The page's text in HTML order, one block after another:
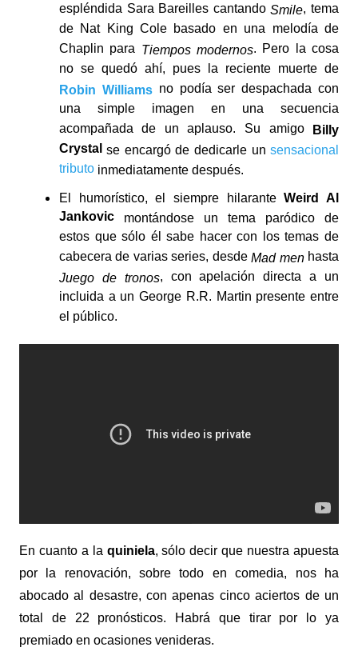
espléndida Sara Bareilles cantandoSmile, tema
de Nat King Cole basado en una melodía de
Chaplin para Tiempos modernos. Pero la cosa
no se quedó ahí, pues la reciente muerte de
Robin Williamsno podía ser despachada con
una simple imagen en una secuencia
acompañada de un aplauso. Su amigo
Billy
Crystalse encargó de dedicarle unsensacional
tributoinmediatamente después.
El humorístico, el siempre hilaranteWeird Al
Jankovicmontándose un tema paródico de
estos que sólo él sabe hacer con los temas de
cabecera de varias series, desdeMad men hasta
Juego de tronos, con apelación directa a un
incluida a un George R.R. Martin presente entre
el público.
En cuanto a la quiniela, sólo decir que nuestra apuesta
por la renovación, sobre todo en comedia, nos ha
abocado al desastre, con apenas cinco aciertos de un
total de 22 pronósticos. Habrá que tirar por lo ya
premiado en ocasiones venideras.